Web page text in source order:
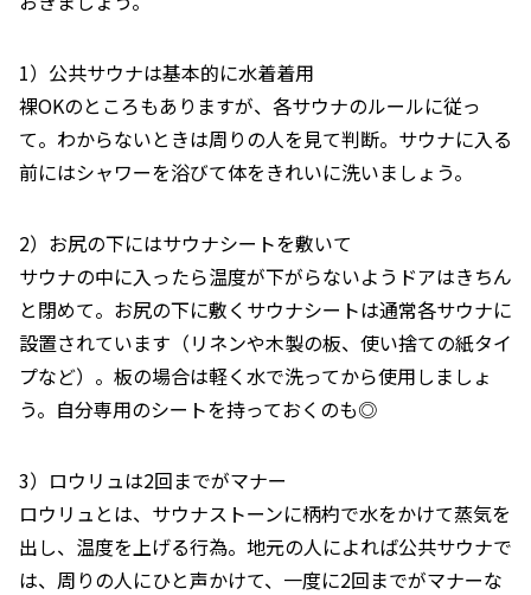
1）公共サウナは基本的に水着着用
裸OKのところもありますが、各サウナのルールに従っ
て。わからないときは周りの人を見て判断。サウナに入る
前にはシャワーを浴びて体をきれいに洗いましょう。
2）お尻の下にはサウナシートを敷いて
サウナの中に入ったら温度が下がらないようドアはきちん
と閉めて。お尻の下に敷くサウナシートは通常各サウナに
設置されています（リネンや木製の板、使い捨ての紙タイ
プなど）。板の場合は軽く水で洗ってから使用しましょ
う。自分専用のシートを持っておくのも◎
3）ロウリュは2回までがマナー
ロウリュとは、サウナストーンに柄杓で水をかけて蒸気を
出し、温度を上げる行為。地元の人によれば公共サウナで
は、周りの人にひと声かけて、一度に2回までがマナーな